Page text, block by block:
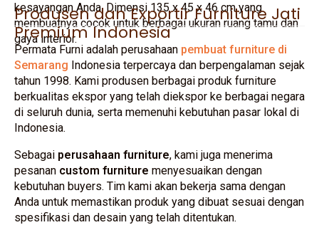
kesayangan Anda. Dimensi 135 x 45 x 46 cm yang
membuatnya cocok untuk berbagai ukuran ruang tamu dan
gaya interior.
Produsen dan Exportir Furniture Jati
Premium Indonesia
Permata Furni adalah perusahaan pembuat furniture di
Semarang Indonesia terpercaya dan berpengalaman sejak
tahun 1998. Kami produsen berbagai produk furniture
berkualitas ekspor yang telah diekspor ke berbagai negara
di seluruh dunia, serta memenuhi kebutuhan pasar lokal di
Indonesia.
Sebagai perusahaan furniture, kami juga menerima
pesanan custom furniture menyesuaikan dengan
kebutuhan buyers. Tim kami akan bekerja sama dengan
Anda untuk memastikan produk yang dibuat sesuai dengan
spesifikasi dan desain yang telah ditentukan.